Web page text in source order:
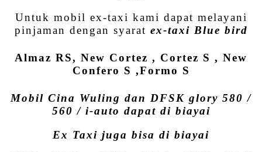
Untuk mobil ex-taxi kami dapat melayani
pinjaman dengan syarat ex-taxi Blue bird
Almaz RS, New Cortez , Cortez S , New
Confero S ,Formo S
Mobil Cina Wuling dan DFSK glory 580 /
560 / i-auto dapat di biayai
Ex Taxi juga bisa di biayai